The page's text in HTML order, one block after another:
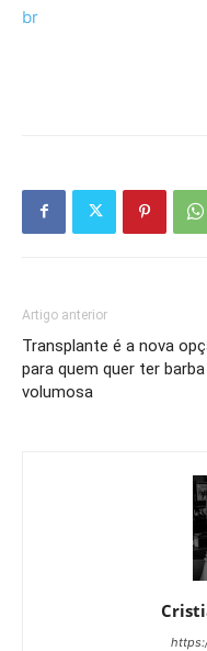
br
Artigo anterior
Transplante é a nova
para quem quer ter barba
volumosa